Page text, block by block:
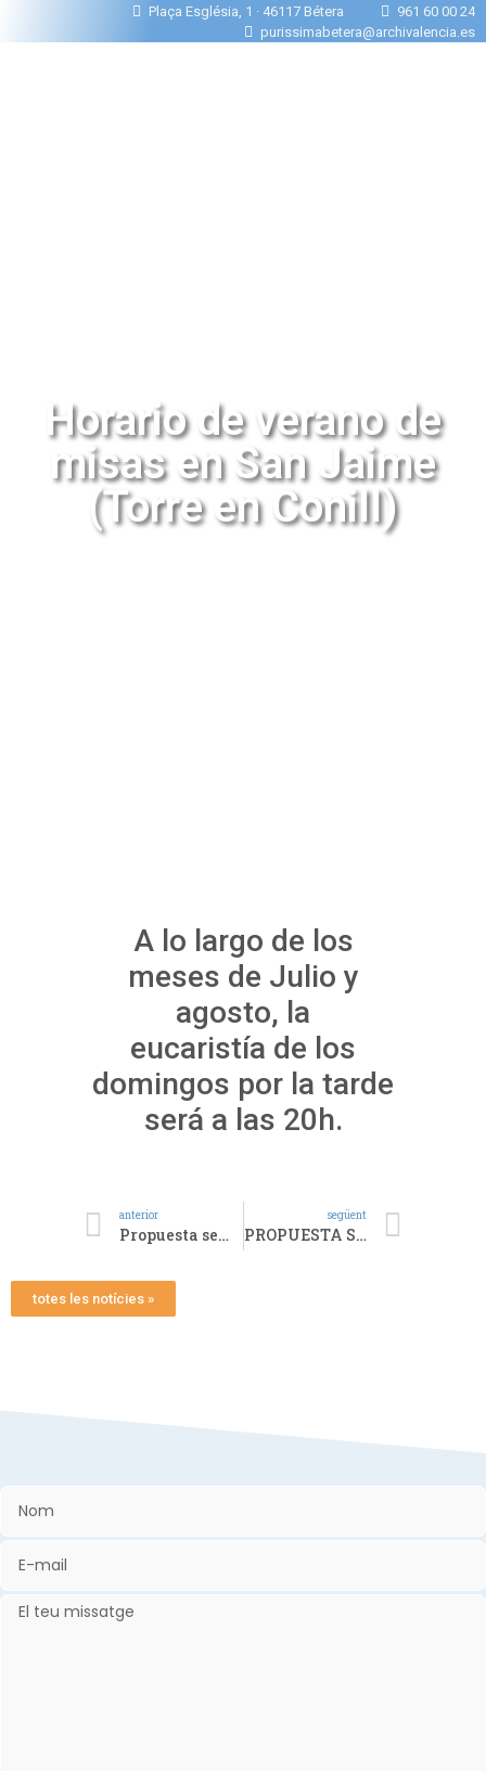
Plaça Església, 1 · 46117 Bétera
961 60 00 24
purissimabetera@archivalencia.es
Horario de verano de
misas en San Jaime
(Torre en Conill)
A lo largo de los
meses de Julio y
agosto, la
eucaristía de los
domingos por la tarde
será a las 20h.
anterior
Propuesta semanal: La devoción al Sagrado Corazón de Jesús
següent
PROPUESTA SEMANAL: LA EUTANASIA
totes les notícies »